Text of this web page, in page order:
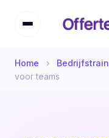
Home ›
voor teams